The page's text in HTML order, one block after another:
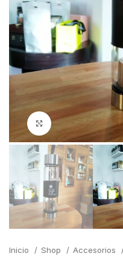
Click para ampliar
Inicio Shop Accesorios